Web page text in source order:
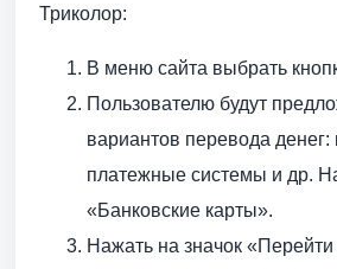
Триколор:
В меню сайта выбрать
Пользователю будут
вариантов перевода денег:
платежные системы и др.
«Банковские карты».
Нажать на значок «Перейти